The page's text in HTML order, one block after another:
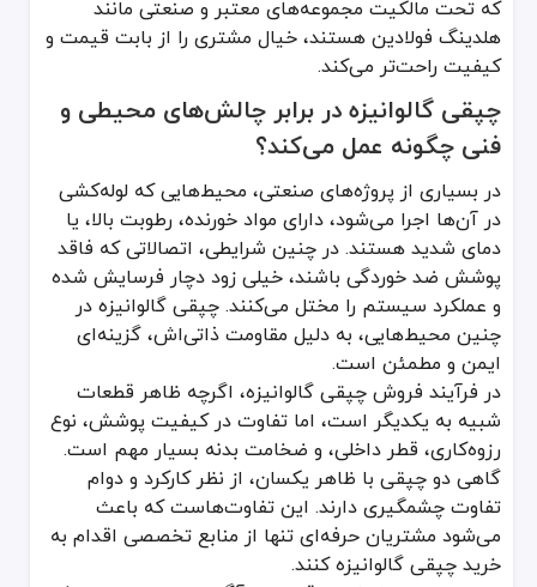
که تحت مالکیت مجموعه‌های معتبر و صنعتی مانند
هلدینگ فولادین هستند، خیال مشتری را از بابت قیمت و
کیفیت راحت‌تر می‌کند.
چپقی گالوانیزه در برابر چالش‌های محیطی و
فنی چگونه عمل می‌کند؟
در بسیاری از پروژه‌های صنعتی، محیط‌هایی که لوله‌کشی
در آن‌ها اجرا می‌شود، دارای مواد خورنده، رطوبت بالا، یا
دمای شدید هستند. در چنین شرایطی، اتصالاتی که فاقد
پوشش ضد خوردگی باشند، خیلی زود دچار فرسایش شده
و عملکرد سیستم را مختل می‌کنند. چپقی گالوانیزه در
چنین محیط‌هایی، به دلیل مقاومت ذاتی‌اش، گزینه‌ای
ایمن و مطمئن است.
در فرآیند فروش چپقی گالوانیزه، اگرچه ظاهر قطعات
شبیه به یکدیگر است، اما تفاوت در کیفیت پوشش، نوع
رزوه‌کاری، قطر داخلی، و ضخامت بدنه بسیار مهم است.
گاهی دو چپقی با ظاهر یکسان، از نظر کارکرد و دوام
تفاوت چشمگیری دارند. این تفاوت‌هاست که باعث
می‌شود مشتریان حرفه‌ای تنها از منابع تخصصی اقدام به
خرید چپقی گالوانیزه کنند.